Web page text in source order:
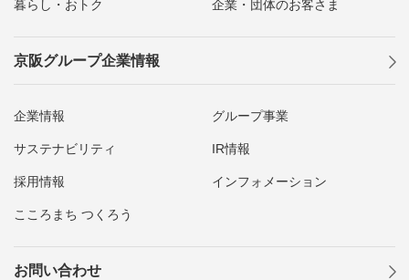
暮らし・おトク 企業・団体のお客さま
京阪グループ企業情報
企業情報 グループ事業
サステナビリティ IR情報
採用情報 インフォメーション
こころまち つくろう
お問い合わせ